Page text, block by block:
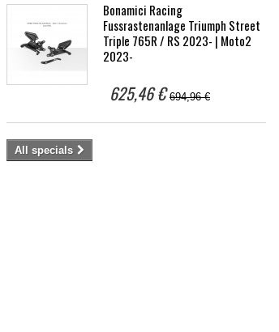
Bonamici Racing
Fussrastenanlage Triumph Street
Triple 765R / RS 2023- | Moto2
2023-
625,46 €694,96 €
All specials